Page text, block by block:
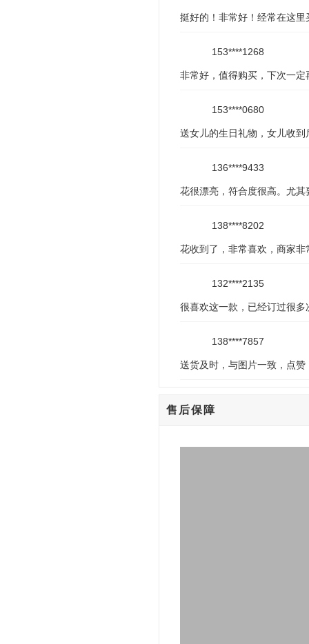
挺好的！非常好！经常在这里
153****1268
非常好，值得购买，下次一定
153****0680
送女儿的生日礼物，女儿收
136****9433
花很漂亮，符合度很高。尤
138****8202
花收到了，非常喜欢，商家
132****2135
很喜欢这一款，已经订过很
138****7857
送货及时，与图片一致，点赞
售后保障